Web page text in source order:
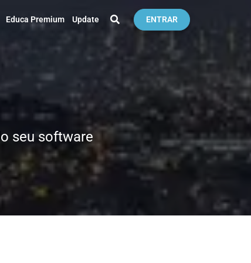
Educa Premium Update ENTRAR
seu software